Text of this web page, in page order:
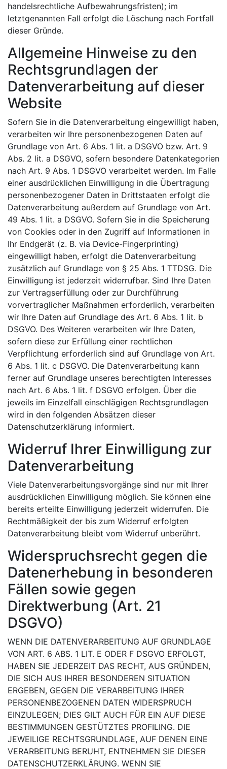
handelsrechtliche Aufbewahrungsfristen); im
letztgenannten Fall erfolgt die Löschung nach Fortfall
dieser Gründe.
Allgemeine Hinweise zu den
Rechtsgrundlagen der
Datenverarbeitung auf dieser
Website
Sofern Sie in die Datenverarbeitung eingewilligt haben,
verarbeiten wir Ihre personenbezogenen Daten auf
Grundlage von Art. 6 Abs. 1 lit. a DSGVO bzw. Art. 9
Abs. 2 lit. a DSGVO, sofern besondere Datenkategorien
nach Art. 9 Abs. 1 DSGVO verarbeitet werden. Im Falle
einer ausdrücklichen Einwilligung in die Übertragung
personenbezogener Daten in Drittstaaten erfolgt die
Datenverarbeitung außerdem auf Grundlage von Art.
49 Abs. 1 lit. a DSGVO. Sofern Sie in die Speicherung
von Cookies oder in den Zugriff auf Informationen in
Ihr Endgerät (z. B. via Device-Fingerprinting)
eingewilligt haben, erfolgt die Datenverarbeitung
zusätzlich auf Grundlage von § 25 Abs. 1 TTDSG. Die
Einwilligung ist jederzeit widerrufbar. Sind Ihre Daten
zur Vertragserfüllung oder zur Durchführung
vorvertraglicher Maßnahmen erforderlich, verarbeiten
wir Ihre Daten auf Grundlage des Art. 6 Abs. 1 lit. b
DSGVO. Des Weiteren verarbeiten wir Ihre Daten,
sofern diese zur Erfüllung einer rechtlichen
Verpflichtung erforderlich sind auf Grundlage von Art.
6 Abs. 1 lit. c DSGVO. Die Datenverarbeitung kann
ferner auf Grundlage unseres berechtigten Interesses
nach Art. 6 Abs. 1 lit. f DSGVO erfolgen. Über die
jeweils im Einzelfall einschlägigen Rechtsgrundlagen
wird in den folgenden Absätzen dieser
Datenschutzerklärung informiert.
Widerruf Ihrer Einwilligung zur
Datenverarbeitung
Viele Datenverarbeitungsvorgänge sind nur mit Ihrer
ausdrücklichen Einwilligung möglich. Sie können eine
bereits erteilte Einwilligung jederzeit widerrufen. Die
Rechtmäßigkeit der bis zum Widerruf erfolgten
Datenverarbeitung bleibt vom Widerruf unberührt.
Widerspruchsrecht gegen die
Datenerhebung in besonderen
Fällen sowie gegen
Direktwerbung (Art. 21
DSGVO)
WENN DIE DATENVERARBEITUNG AUF GRUNDLAGE
VON ART. 6 ABS. 1 LIT. E ODER F DSGVO ERFOLGT,
HABEN SIE JEDERZEIT DAS RECHT, AUS GRÜNDEN,
DIE SICH AUS IHRER BESONDEREN SITUATION
ERGEBEN, GEGEN DIE VERARBEITUNG IHRER
PERSONENBEZOGENEN DATEN WIDERSPRUCH
EINZULEGEN; DIES GILT AUCH FÜR EIN AUF DIESE
BESTIMMUNGEN GESTÜTZTES PROFILING. DIE
JEWEILIGE RECHTSGRUNDLAGE, AUF DENEN EINE
VERARBEITUNG BERUHT, ENTNEHMEN SIE DIESER
DATENSCHUTZERKLÄRUNG. WENN SIE